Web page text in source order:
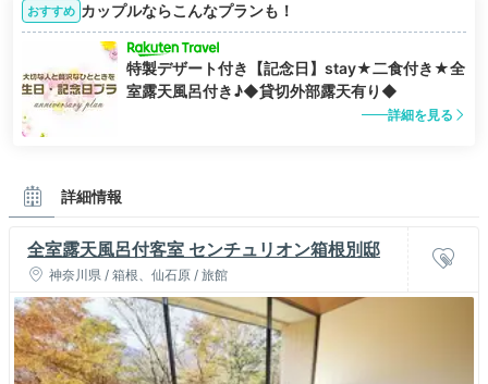
おすすめ カップルならこんなプランも！
特製デザート付き【記念日】stay★二食付き★全
室露天風呂付き♪◆貸切外部露天有り◆
詳細を見る
詳細情報
全室露天風呂付客室 センチュリオン箱根別邸
神奈川県 / 箱根、仙石原 / 旅館